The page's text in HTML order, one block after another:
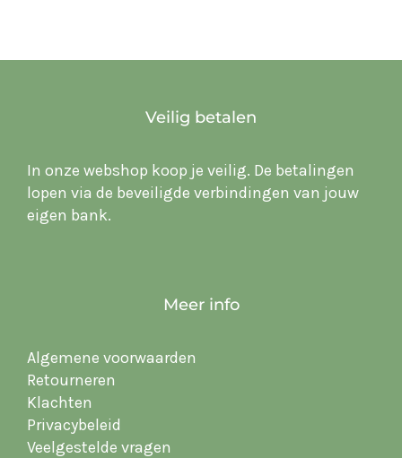
Veilig betalen
In onze webshop koop je veilig. De betalingen
lopen via de beveiligde verbindingen van jouw
eigen bank.
Meer info
Algemene voorwaarden
Retourneren
Klachten
Privacybeleid
Veelgestelde vragen